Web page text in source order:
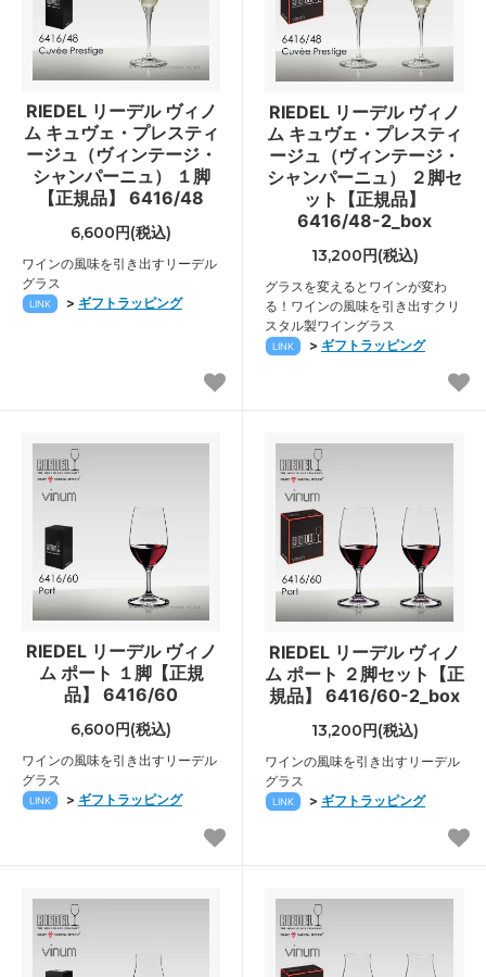
RIEDEL リーデル ヴィノ
ム キュヴェ・プレスティ
ージュ（ヴィンテージ・
シャンパーニュ） １脚
【正規品】 6416/48
6,600円(税込)
ワインの風味を引き出すリーデル
グラス
LINK > ギフトラッピング
RIEDEL リーデル ヴィノ
ム キュヴェ・プレスティ
ージュ（ヴィンテージ・
シャンパーニュ） ２脚セ
ット【正規品】
6416/48-2_box
13,200円(税込)
グラスを変えるとワインが変わ
る！ワインの風味を引き出すクリ
スタル製ワイングラス
LINK > ギフトラッピング
RIEDEL リーデル ヴィノ
ム ポート １脚【正規
品】 6416/60
6,600円(税込)
ワインの風味を引き出すリーデル
グラス
LINK > ギフトラッピング
RIEDEL リーデル ヴィノ
ム ポート ２脚セット【正
規品】 6416/60-2_box
13,200円(税込)
ワインの風味を引き出すリーデル
グラス
LINK > ギフトラッピング